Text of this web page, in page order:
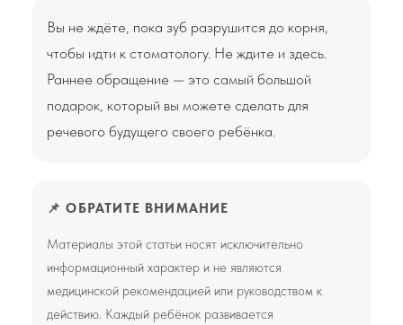
Вы не ждёте, пока зуб разрушится до корня,
чтобы идти к стоматологу. Не ждите и здесь.
Раннее обращение — это самый большой
подарок, который вы можете сделать для
речевого будущего своего ребёнка.
📌 ОБРАТИТЕ ВНИМАНИЕ
Материалы этой статьи носят исключительно
информационный характер и не являются
медицинской рекомендацией или руководством к
действию. Каждый ребёнок развивается